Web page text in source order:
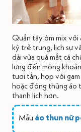
Quần tây ôm mix
kỳ trẻ trung, lịch sự
dài vừa quá mắt cá
lưng đến mông
tươi tắn, hợp với gam
hoặc đóng thùng áo
thanh lịch hơn.
Mẫu áo thun nữ